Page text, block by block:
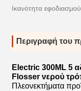
Ικανότητα
Περιγραφή του
Electric 300ML 5
Flosser νερού
Πλεονεκτήματα